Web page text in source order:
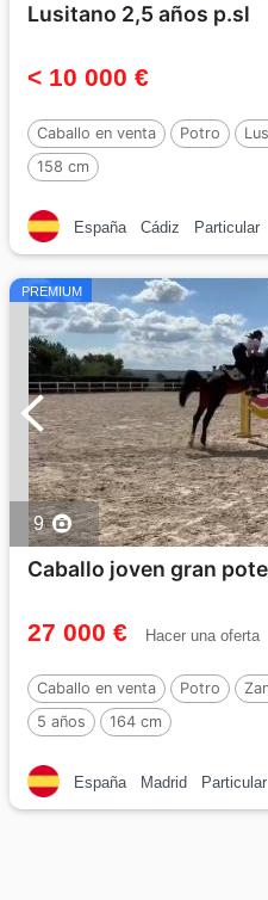
Lusitano 2,5 años p.sl
< 10 000 €
Caballo en venta Potro
158 cm
España Cádiz Particular
PREMIUM
9
Caballo joven gran
27 000 € Hacer una oferta
Caballo en venta Potro
5 años
164 cm
España Madrid Particular